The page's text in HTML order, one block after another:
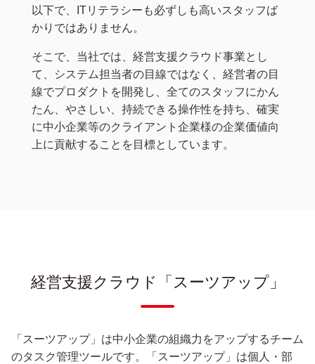
以下で、ITリテラシーも必ずしも高いスタッフば
かりではありません。
そこで、当社では、経営支援クラウド事業とし
て、システム担当者の目線ではなく、経営者の目
線でプロダクトを開発し、全てのスタッフにかん
たん、やさしい、持続できる操作性を持ち、確実
に中小企業等のクライアント企業様の企業価値向
上に貢献することを目標としています。
経営支援クラウド「スーツアップ」
「スーツアップ」は中小企業の組織力をアップするチーム
のタスク管理ツールです。「スーツアップ」は個人・部